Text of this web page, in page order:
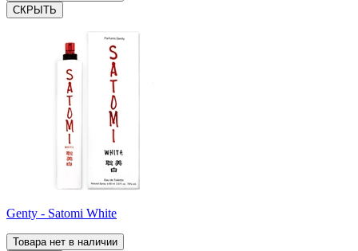
СКРЫТЬ
Genty - Satomi White
Товара нет в наличии